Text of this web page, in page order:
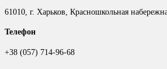
61010, г. Харьков, Красношкольная
Телефон
+38 (057) 714-96-68